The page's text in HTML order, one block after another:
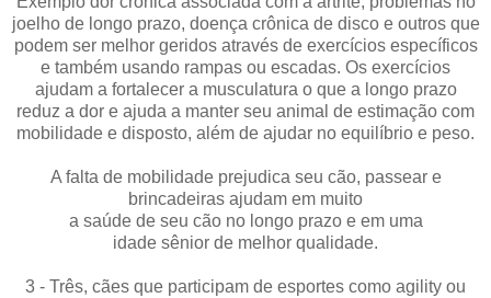
joelho de longo prazo, doença crônica de disco e outros que
podem ser melhor geridos através de exercícios específicos
e também usando rampas ou escadas. Os exercícios
ajudam a fortalecer a musculatura o que a longo prazo
reduz a dor e ajuda a manter seu animal de estimação com
mobilidade e disposto, além de ajudar no equilíbrio e peso.
A falta de mobilidade prejudica seu cão, passear e
brincadeiras ajudam em muito
a saúde de seu cão no longo prazo e em uma
idade sênior de melhor qualidade.
3 - Três, cães que participam de esportes como agility ou